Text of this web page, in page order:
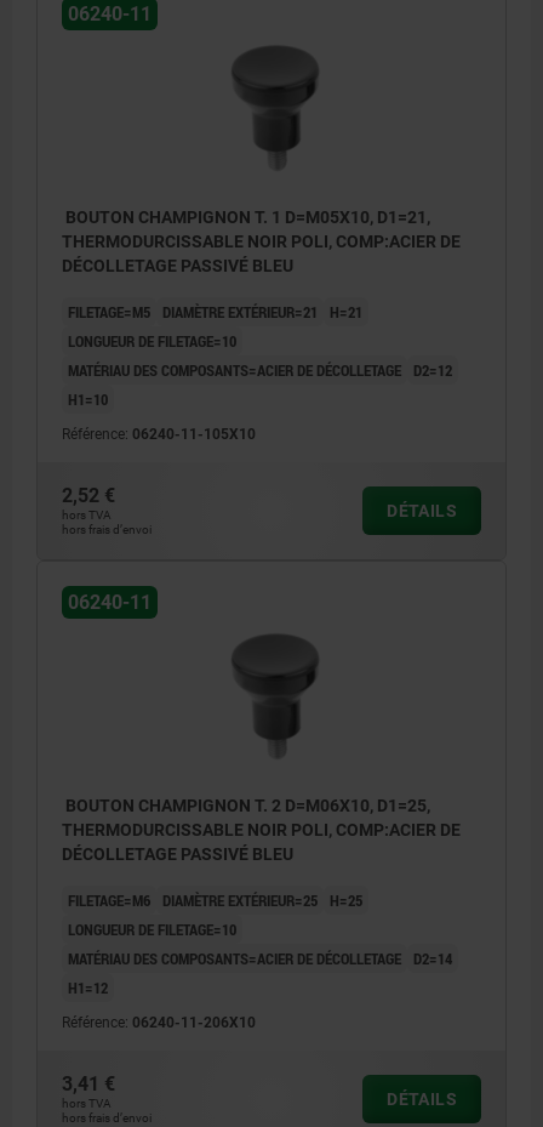
06240-11
BOUTON CHAMPIGNON T. 1 D=M05X10, D1=21,
THERMODURCISSABLE NOIR POLI, COMP:ACIER DE
DÉCOLLETAGE PASSIVÉ BLEU
FILETAGE=M5 DIAMÈTRE EXTÉRIEUR=21
H=21
LONGUEUR DE FILETAGE=10
MATÉRIAU DES COMPOSANTS=ACIER DE DÉCOLLETAGE
D2=12
H1=10
Référence: 06240-11-105X10
2,52 €
hors TVA
hors frais d’envoi
DÉTAILS
06240-11
BOUTON CHAMPIGNON T. 2 D=M06X10, D1=25,
THERMODURCISSABLE NOIR POLI, COMP:ACIER DE
DÉCOLLETAGE PASSIVÉ BLEU
FILETAGE=M6 DIAMÈTRE EXTÉRIEUR=25
H=25
LONGUEUR DE FILETAGE=10
MATÉRIAU DES COMPOSANTS=ACIER DE DÉCOLLETAGE
D2=14
H1=12
Référence: 06240-11-206X10
3,41 €
hors TVA
hors frais d’envoi
DÉTAILS